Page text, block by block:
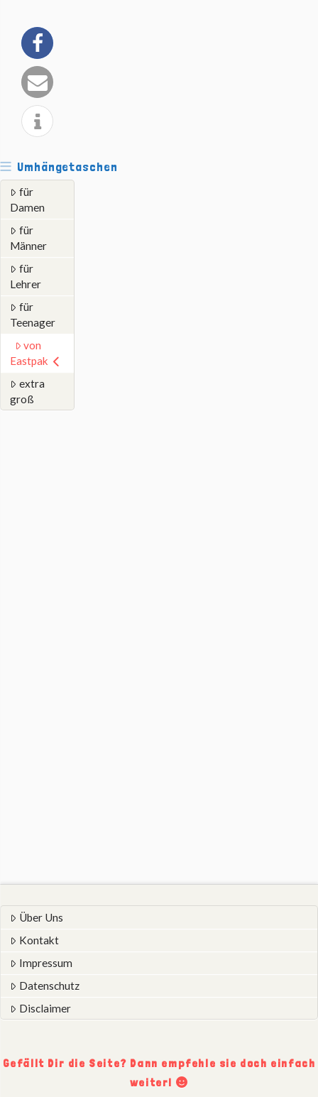
Umhängetaschen
für
Damen
für
Männer
für
Lehrer
für
Teenager
von
Eastpak
extra
groß
Über Uns
Kontakt
Impressum
Datenschutz
Disclaimer
Gefällt Dir die Seite? Dann empfehle sie doch einfach
weiter!